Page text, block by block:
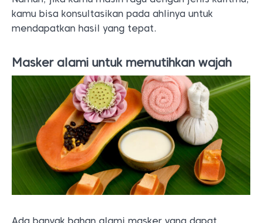
kamu bisa konsultasikan pada ahlinya untuk
mendapatkan hasil yang tepat.
Masker alami untuk memutihkan wajah